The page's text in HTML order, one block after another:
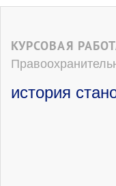
КУРСОВАЯ
история